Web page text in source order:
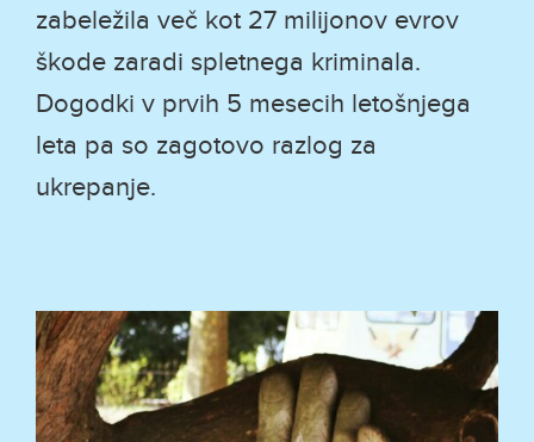
zabeležila več kot 27 milijonov evrov
škode zaradi spletnega kriminala.
Dogodki v prvih 5 mesecih letošnjega
leta pa so zagotovo razlog za
ukrepanje.